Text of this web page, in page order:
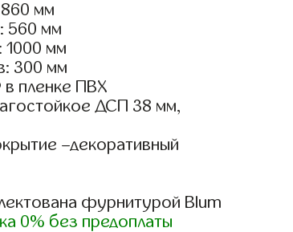
мм
560 мм
1000 мм
300 мм
пленке ПВХ
ДСП 38 мм,
–декоративный
фурнитурой Blum
0% без предоплаты